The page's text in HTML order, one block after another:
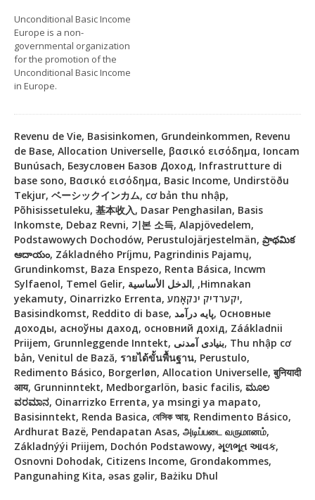
Unconditional Basic Income
Europe is a non-
governmental organization
for the promotion of the
Unconditional Basic Income
in Europe.
Revenu de Vie, Basisinkomen, Grundeinkommen, Revenu
de Base, Allocation Universelle, βασικό εισόδημα, Ioncam
Bunúsach, Безусловен Базов Доход, Infrastrutture di
base sono, Βασικό εισόδημα, Basic Income, Undirstöðu
Tekjur, ベーシックインカム, cơ bản thu nhập,
Põhisissetuleku, 基本收入, Dasar Penghasilan, Basis
Inkomste, Debaz Revni, 기본 소득, Alapjövedelem,
Podstawowych Dochodów, Perustulojärjestelmän, ప్రాథమిక
ఆదాయం, Základného Príjmu, Pagrindinis Pajamų,
Grundinkomst, Baza Enspezo, Renta Básica, Incwm
Sylfaenol, Temel Gelir, الدخل الأساسية, ,Himnakan
yekamuty, Oinarrizko Errenta, יקערדיק ינקאָמע,
Basisindkomst, Reddito di base, پایه درآمد, Основные
доходы, асноўны даход, основний дохід, Záákladnii
Priijem, Grunnleggende Inntekt, بنیادی آمدنی, Thu nhập cơ
bản, Venitul de Bază, รายได้ขั้นพื้นฐาน, Perustulo,
Redimento Básico, Borgerløn, Allocation Universelle, बुनियादी
आय, Grunninntekt, Medborgarlön, basic facilis, ಮೂಲ
ವರಮಾನ, Oinarrizko Errenta, ya msingi ya mapato,
Basisinntekt, Renda Basica, বেসিক আয়, Rendimento Básico,
Ardhurat Bazë, Pendapatan Asas, அடிப்படை வருமானம்,
Základnýýi Priijem, Dochón Podstawowy, મૂળભૂત આવક,
Osnovni Dohodak, Citizens Income, Grondakommes,
Pangunahing Kita, əsas gəlir, Bażiku Dħul